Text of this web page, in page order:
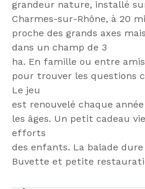
grandeur nature, installé
Charmes-sur-Rhône, à 20
proche des grands axes
dans un champ de 3
ha. En famille ou entre
pour trouver les questions
Le jeu
est renouvelé chaque
les âges. Un petit cadeau
efforts
des enfants. La balade
Buvette et petite